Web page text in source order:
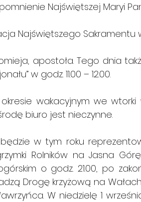
Najświętszej Maryi
Najświętszego
apostoła. Tego dnia
w godz. 11.00 – 12.00.
wakacyjnym we wtorki
biuro jest nieczynne.
w tym roku
Rolników na Jasna
o godz. 21.00, po
Drogę krzyżową na
W niedzielę 1